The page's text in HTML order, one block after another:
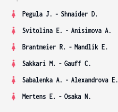
Pegula J. - Shnaider D.
Svitolina E. - Anisimova A.
Brantmeier R. - Mandlik E.
Sakkari M. - Gauff C.
Sabalenka A. - Alexandrova E.
Mertens E. - Osaka N.